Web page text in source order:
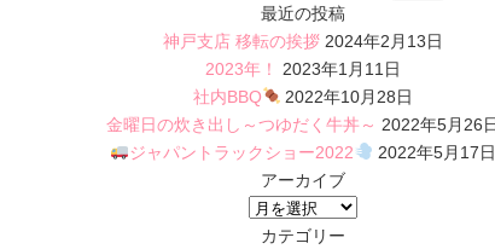
稿:
最近の投稿
神戸支店 移転の挨拶 2024年2月13日
2023年！
2023年1月11日
社内BBQ
2022年10月28日
金曜日の炊き出し～つゆだく牛丼～ 2022年5月26
ジャパントラックショー2022
2022年5月17日
アーカイブ
ア
ーカテゴリー